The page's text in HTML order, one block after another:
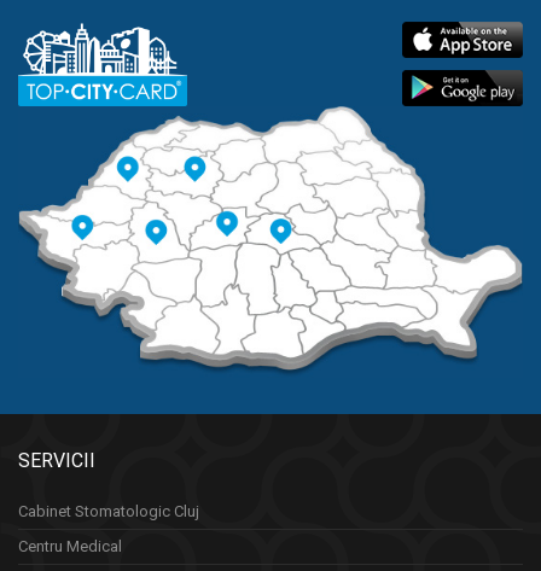
SERVICII
Cabinet Stomatologic Cluj
Centru Medical